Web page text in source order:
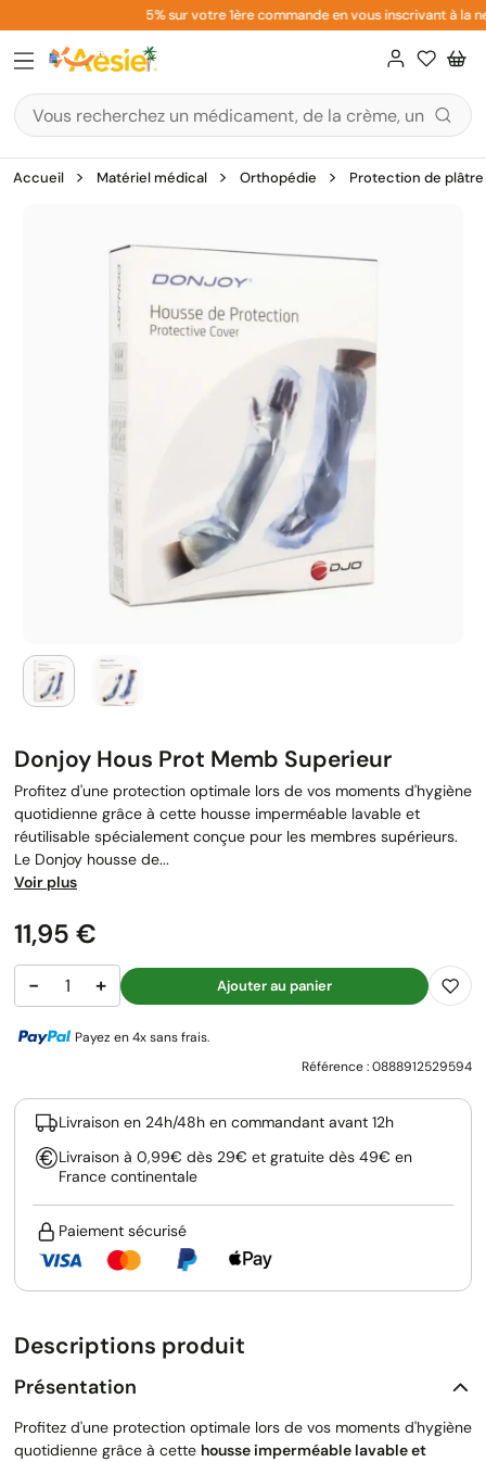
au
contenu
5% sur votre 1ère commande en vous inscrivant à la
Accueil Matériel médical Orthopédie Protection de plâtre
Donjoy Hous Prot Memb Superieur
Profitez d'une protection optimale lors de vos moments d'hygiène
quotidienne grâce à cette housse imperméable lavable et
réutilisable spécialement conçue pour les membres supérieurs.
Le Donjoy housse de...
Voir plus
Prix
11,95 €
− + Ajouter au panier
Payez en 4x sans frais.
Référence :0888912529594
Livraison en 24h/48h en commandant avant 12h
Livraison à 0,99€ dès 29€ et gratuite dès 49€ en
France continentale
Paiement sécurisé
Descriptions produit
Présentation
Profitez d'une protection optimale lors de vos moments d'hygiène
quotidienne grâce à cette housse imperméable lavable et